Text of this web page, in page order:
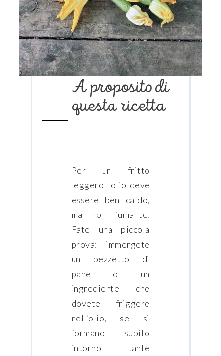
A proposito di
questa ricetta
Per un fritto
leggero l’olio deve
essere ben caldo,
ma non fumante.
Fate una piccola
prova: immergete
un pezzetto di
pane o un
ingrediente che
dovete friggere
nell’olio, se si
formano subito
intorno tante